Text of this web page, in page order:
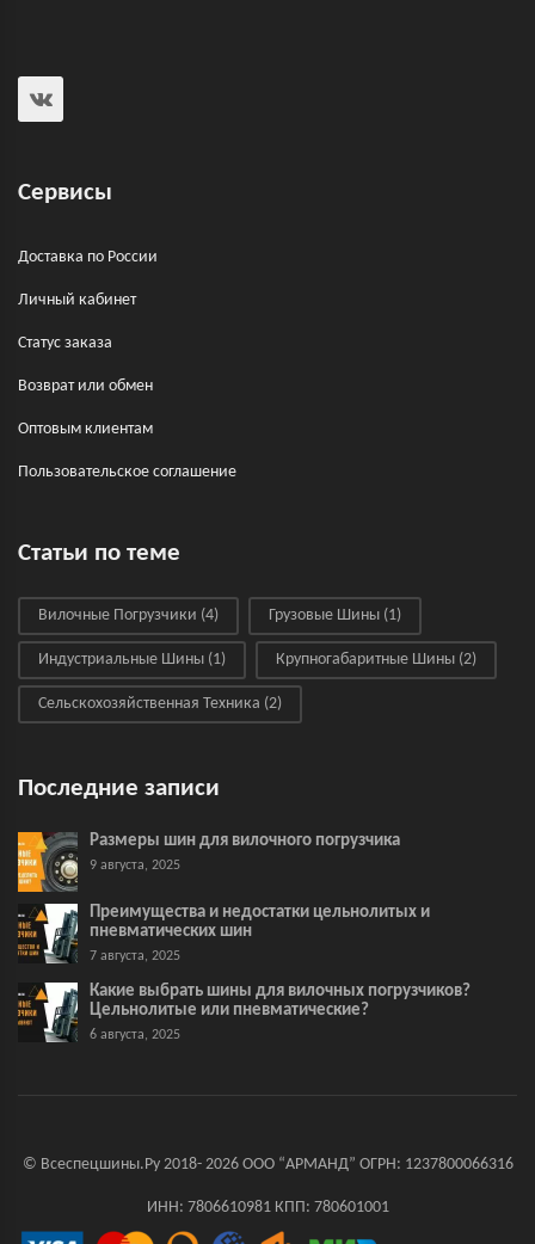
Сервисы
Доставка по России
Личный кабинет
Статус заказа
Возврат или обмен
Оптовым клиентам
Пользовательское соглашение
Статьи по теме
Вилочные Погрузчики (4) Грузовые Шины (1)
Индустриальные Шины (1) Крупногабаритные Шины (2)
Сельскохозяйственная Техника (2)
Последние записи
Размеры шин для вилочного погрузчика
9 августа, 2025
Преимущества и недостатки цельнолитых и
пневматических шин
7 августа, 2025
Какие выбрать шины для вилочных погрузчиков?
Цельнолитые или пневматические?
6 августа, 2025
© Всеспецшины.Ру 2018- 2026 ООО “АРМАНД” ОГРН: 1237800066316
ИНН: 7806610981 КПП: 780601001